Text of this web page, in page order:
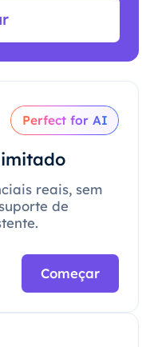
Perfect for AI
reais, sem
de
Começar